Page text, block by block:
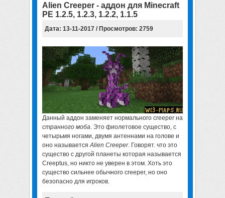
Alien Creeper - аддон для Minecraft
PE 1.2.5, 1.2.3, 1.2.2, 1.1.5
Дата: 13-11-2017 / Просмотров: 2759
Данный аддон заменяет нормального creeper на
странного моба . Это фиолетовое существо, с
четырьмя ногами, двумя антеннами на голове и
оно называется Alien Creeper. Говорят. что это
существо с другой планеты которая называется
Creeptus, но никто не уверен в этом. Хоть это
существо сильнее обычного creeper, но оно
безопасно для игроков.